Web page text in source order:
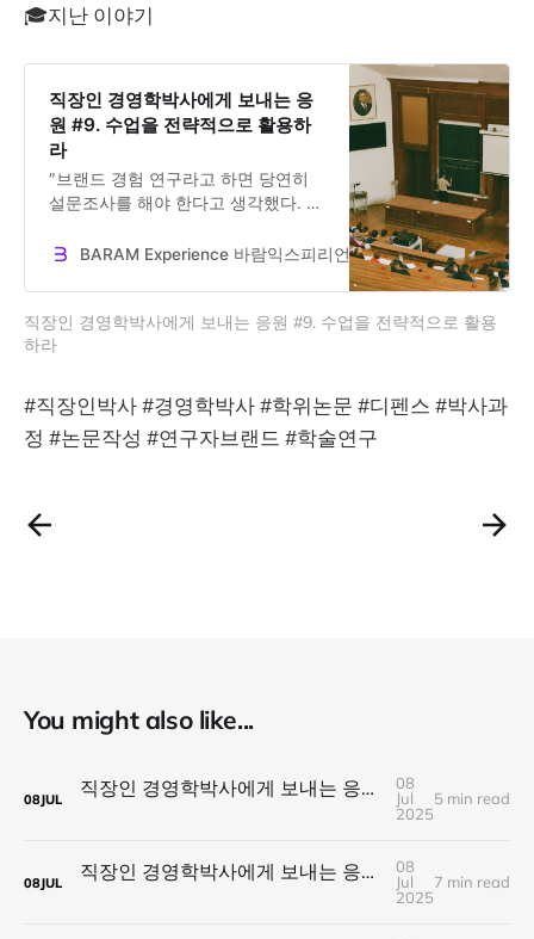
🎓지난 이야기
직장인 경영학박사에게 보내는 응
원 #9. 수업을 전략적으로 활용하
라
″브랜드 경험 연구라고 하면 당연히
설문조사를 해야 한다고 생각했다. 그
존의 설문이 아닌 방법이 존재한다는
뻤다.” 한 번의 수업이 연구 인생을 바
꾼 이야기.
BARAM Experience 바람익스피리언스 Dr. Jooseok Oh
직장인 경영학박사에게 보내는 응원 #9. 수업을 전략적으로 활용
하라
#직장인박사 #경영학박사 #학위논문 #디펜스 #박사과
정 #논문작성 #연구자브랜드 #학술연구
You might also like...
08JUL 직장인 경영학박사에게 보내는 응원 #15. Inquiry, 질문들
08
Jul
2025
5 min read
08JUL 직장인 경영학박사에게 보내는 응원 #14. Branding, 박사 학위 과정 전체가 개인의 브랜딩
08
Jul
2025
7 min read